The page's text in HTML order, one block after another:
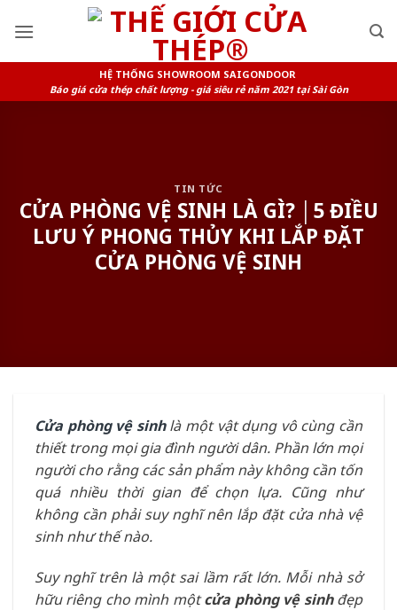
HỆ THỐNG SHOWROOM SAIGONDOOR
Báo giá cửa thép chất lượng - giá siêu rẻ năm 2021 tại Sài Gòn
TIN TỨC
CỬA PHÒNG VỆ SINH LÀ GÌ? │5 ĐIỀU
LƯU Ý PHONG THỦY KHI LẮP ĐẶT
CỬA PHÒNG VỆ SINH
Cửa phòng vệ sinhlà một vật dụng vô cùng cần
thiết trong mọi gia đình người dân. Phần lớn mọi
người cho rằng các sản phẩm này không cần tốn
quá nhiều thời gian để chọn lựa. Cũng như
không cần phải suy nghĩ nên lắp đặt cửa nhà vệ
sinh như thế nào.
Suy nghĩ trên là một sai lầm rất lớn. Mỗi nhà sở
hữu riêng cho mình mộtcửa phòng vệ sinhđẹp